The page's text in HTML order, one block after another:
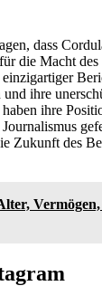
dass
die Macht
ihre
ihre
Zukunft des